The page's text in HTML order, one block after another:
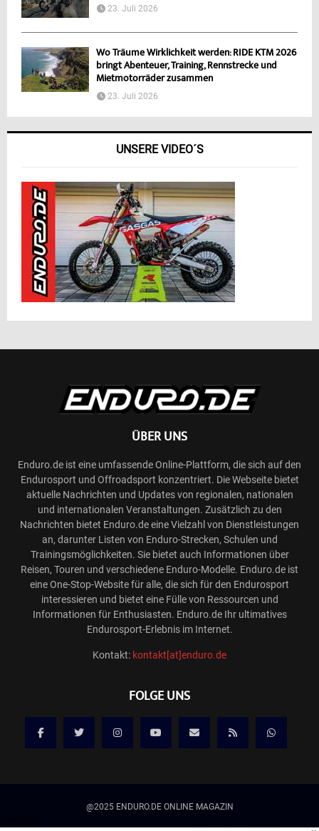
23. Juli 2026
Wo Träume Wirklichkeit werden: RIDE KTM 2026
bringt Abenteuer, Training, Rennstrecke und
Mietmotorräder zusammen
23. Juli 2026
UNSERE VIDEO´S
ÜBER UNS
Enduro.de ist eine umfassende Online-Plattform, die sich auf den
Endurosport und Offroadsport konzentriert. Die Webseite bietet
aktuelle Nachrichten und Updates von regionalen, nationalen
und internationalen Veranstaltungen. Zusätzlich zu den
Nachrichten bietet Enduro.de eine Vielzahl von Dienstleistungen
an, darunter Listen von Enduro-Strecken, Schulen und
Trainingsmöglichkeiten. Sie bietet auch Informationen über
Reisen, Touren und verschiedene Enduro-Modelle. Enduro.de ist
eine One-Stop-Website für alle, die sich für den Endurosport
interessieren und bietet eine Fülle von Ressourcen und
Informationen für Enthusiasten. Enduro.de Ihr ultimatives
Endurosport-Erlebnis im Internet.
Kontakt: kontakt[at]enduro.de
FOLGE UNS
@2025 ENDURO.DE ONLINE MAGAZIN